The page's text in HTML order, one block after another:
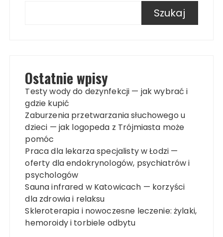
Szukaj
Ostatnie wpisy
Testy wody do dezynfekcji — jak wybrać i
gdzie kupić
Zaburzenia przetwarzania słuchowego u
dzieci — jak logopeda z Trójmiasta może
pomóc
Praca dla lekarza specjalisty w Łodzi —
oferty dla endokrynologów, psychiatrów i
psychologów
Sauna infrared w Katowicach — korzyści
dla zdrowia i relaksu
Skleroterapia i nowoczesne leczenie: żylaki,
hemoroidy i torbiele odbytu